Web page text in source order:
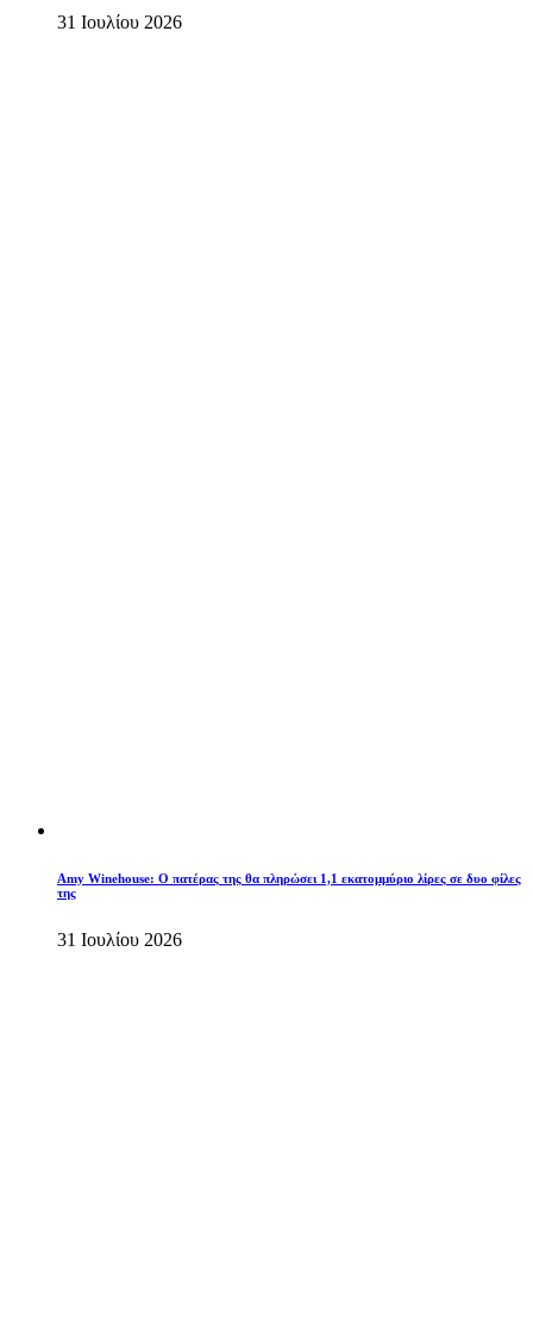
31 Ιουλίου 2026
Amy Winehouse: Ο πατέρας της θα πληρώσει 1,1 εκατομμύριο λίρες σε δυο φίλες
της
31 Ιουλίου 2026